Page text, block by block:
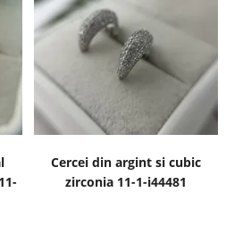
Cercei din argint si cubic
zirconia 11-1-i44481